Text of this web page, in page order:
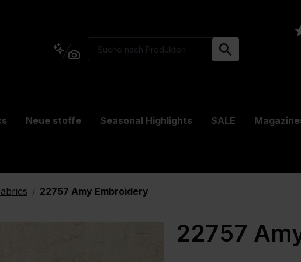
Neue stoffe Seasonal Highlights SALE
/ 22757 Amy Embroidery
22757